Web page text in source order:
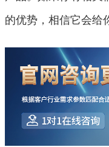
的优势，相信它会给